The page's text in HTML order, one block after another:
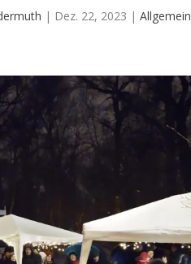
| Dez. 22, 2023 | Allgemein